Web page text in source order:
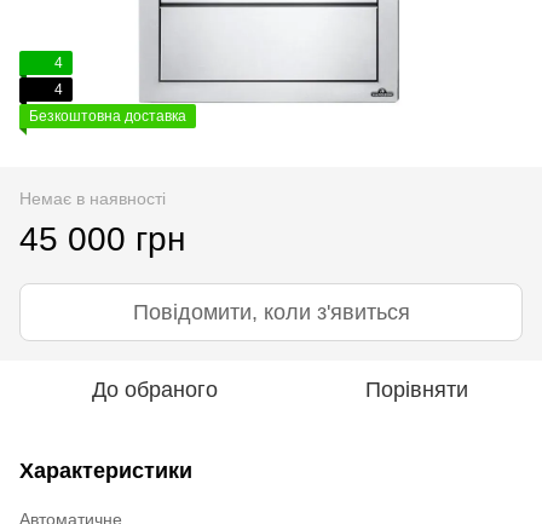
4
4
Безкоштовна доставка
Немає в наявності
45 000 грн
Повідомити, коли з'явиться
До обраного Порівняти
Характеристики
Автоматичне